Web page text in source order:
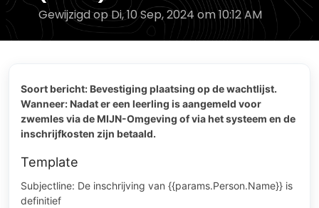
Gewijzigd op Di, 10 Sep, 2024 om 10:12 AM
Soort bericht: Bevestiging plaatsing op de wachtlijst.
Wanneer: Nadat er een leerling is aangemeld voor
zwemles via de MIJN-Omgeving of via het systeem en de
inschrijfkosten zijn betaald.
Template
Subjectline: De inschrijving van {{params.Person.Name}} is
definitief